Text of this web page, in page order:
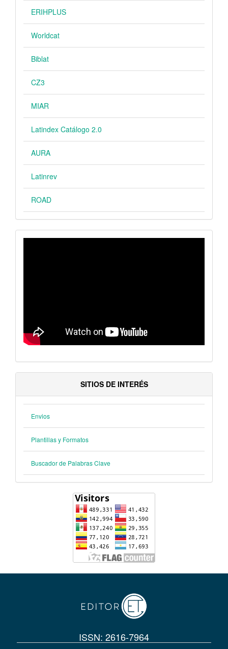
ERIHPLUS
Worldcat
Biblat
CZ3
MIAR
Latindex Catálogo 2.0
AURA
Latinrev
ROAD
VIDEO
SITIOS DE INTERÉS
Envios
Plantillas y Formatos
Buscador de Palabras Clave
ISSN: 2616-7964